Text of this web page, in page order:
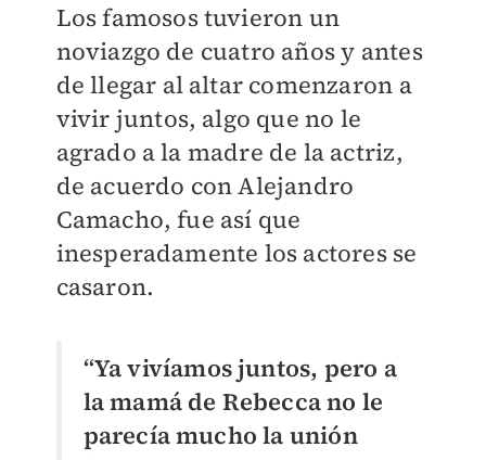
Los famosos tuvieron un
noviazgo de cuatro años y antes
de llegar al altar comenzaron a
vivir juntos, algo que no le
agrado a la madre de la actriz,
de acuerdo con Alejandro
Camacho, fue así que
inesperadamente los actores se
casaron.
“Ya vivíamos juntos, pero a
la mamá de Rebecca no le
parecía mucho la unión